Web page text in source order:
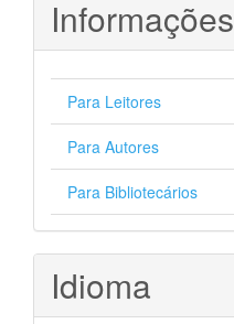
Informações
Para Leitores
Para Autores
Para Bibliotecários
Idioma